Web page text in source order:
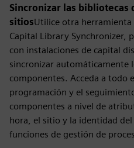
Sincronizar las bibliotecas
sitiosUtilice otra
Capital Library Synchronizer,
con instalaciones de capital
sincronizar automáticamente
componentes. Acceda a todo
programación y el
componentes a nivel de
hora, el sitio y la identidad
funciones de gestión de